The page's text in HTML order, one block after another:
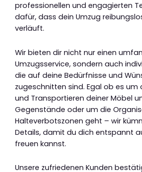
professionellen und engagierten
dafür, dass dein Umzug
verläuft.
Wir bieten dir nicht nur einen
Umzugsservice, sondern auch
die auf deine Bedürfnisse und
zugeschnitten sind. Egal ob es um
und Transportieren deiner Möbel
Gegenstände oder um die
Halteverbotszonen geht – wir
Details, damit du dich entspannt
freuen kannst.
Unsere zufriedenen Kunden